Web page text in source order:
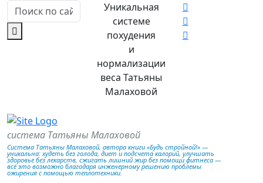
Уникальная
системе
похудения
и
нормализации
веса Татьяны
Малаховой
система Татьяны Малаховой
Система Татьяны Малаховой, автора книги «Будь стройной!» —
уникальна: худеть без голода, диет и подсчета калорий, улучшать
здоровье без лекарств, сжигать лишний жир без помощи фитнеса —
всё это возможно благодаря инженерному решению проблемы
ожирения с помощью теплотехники.